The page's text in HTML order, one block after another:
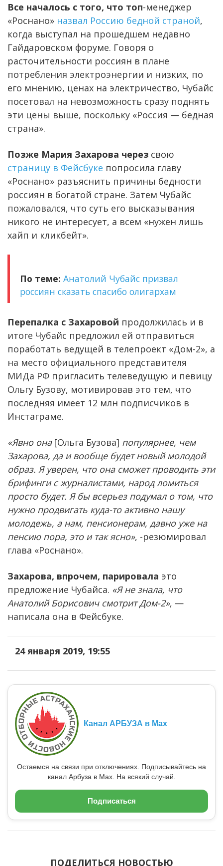
Все началось с того, что топ-менеджер
«Роснано» назвал Россию бедной страной,
когда выступал на прошедшем недавно
Гайдаровском форуме. Говоря о
расточительности россиян в плане
потребления электроэнергии и низких, по
его мнению, ценах на электричество, Чубайс
посетовал на невозможность сразу поднять
эти цены выше, поскольку «Россия — бедная
страна».
Позже Мария Захарова через свою
страницу в Фейсбуке попросила главу
«Роснано» разъяснить причины бедности
россиян в богатой стране. Затем Чубайс
пожаловался, что суть его высказывания
никого не интересует, а всем «нужен лишь
хайп и кликбейт».
По теме: Анатолий Чубайс призвал
россиян сказать спасибо олигархам
Перепалка с Захаровой продолжилась и в
итоге Чубайс предложил ей отправиться
поработать ведущей в телепроект «Дом-2», а
на место официального представителя
МИДа РФ пригласить телеведущую и певицу
Ольгу Бузову, мотивировав это тем, что
последняя имеет 12 млн подписчиков в
Инстаграме.
«Явно она [Ольга Бузова] популярнее, чем
Захарова, да и вообще будет новый молодой
образ. Я уверен, что она сможет проводить эти
брифинги с журналистами, народ ломиться
просто будет. Я бы всерьез подумал о том, что
нужно продвигать куда-то активно нашу
молодежь, а нам, пенсионерам, давно уже на
пенсию пора, это и так ясно», -резюмировал
глава «Роснано».
Захарова, впрочем, парировала это
предложение Чубайса. «Я не знала, что
Анатолий Борисович смотрит Дом-2», —
написала она в Фейсбуке.
24 января 2019, 19:55
Канал АРБУЗА в Max
Остаемся на связи при отключениях. Подписывайтесь на
канал Арбуза в Max. На всякий случай.
Подписаться
ПОДЕЛИТЬСЯ НОВОСТЬЮ